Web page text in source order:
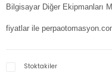
Bilgisayar Diğer Ekipmanları
fiyatlar ile
Stoktakiler